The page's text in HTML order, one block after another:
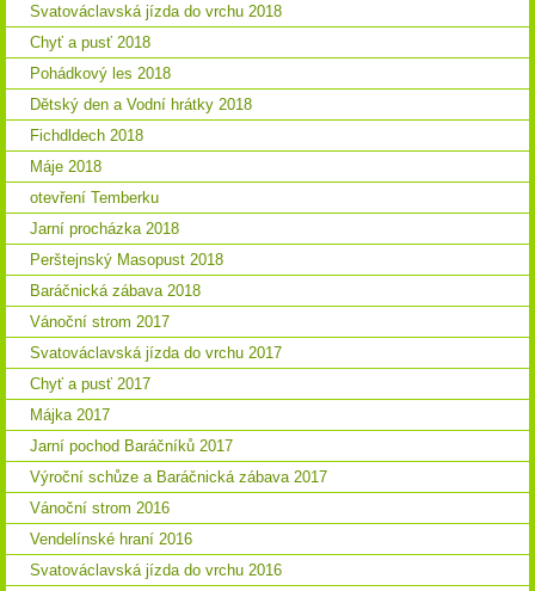
Svatováclavská jízda do vrchu 2018
Chyť a pusť 2018
Pohádkový les 2018
Dětský den a Vodní hrátky 2018
Fichdldech 2018
Máje 2018
otevření Temberku
Jarní procházka 2018
Perštejnský Masopust 2018
Baráčnická zábava 2018
Vánoční strom 2017
Svatováclavská jízda do vrchu 2017
Chyť a pusť 2017
Májka 2017
Jarní pochod Baráčníků 2017
Výroční schůze a Baráčnická zábava 2017
Vánoční strom 2016
Vendelínské hraní 2016
Svatováclavská jízda do vrchu 2016